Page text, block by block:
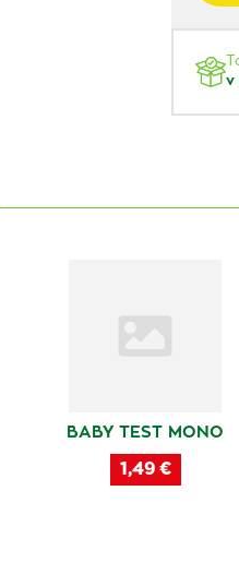
v
BABY TEST MONO
1,49 €